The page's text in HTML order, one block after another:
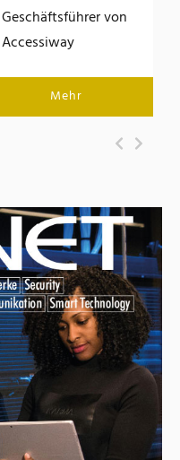
Geschäftsführer von
Accessiway
Mehr